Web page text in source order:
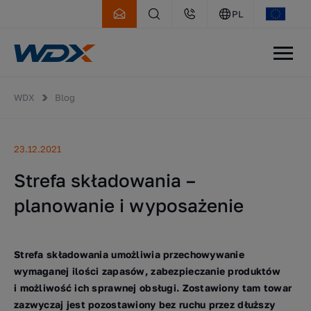
PL
WDX Blog
23.12.2021
Strefa składowania –
planowanie i wyposażenie
Strefa składowania umożliwia przechowywanie
wymaganej ilości zapasów, zabezpieczanie produktów
i możliwość ich sprawnej obsługi. Zostawiony tam towar
zazwyczaj jest pozostawiony bez ruchu przez dłuższy